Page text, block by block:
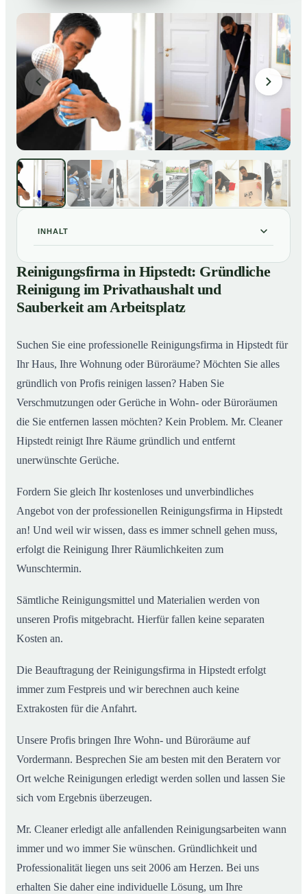
INHALT
01Reinigungsfirma in Hipstedt: Gründliche Reinigung im
Privathaushalt und Sauberkeit am Arbeitsplatz
02 So arbeitet eine Reinigungsfirma in Hipstedt
Reinigungsfirma in Hipstedt: Gründliche
Reinigung im Privathaushalt und
Sauberkeit am Arbeitsplatz
Suchen Sie eine professionelle Reinigungsfirma in Hipstedt für
Ihr Haus, Ihre Wohnung oder Büroräume? Möchten Sie alles
gründlich von Profis reinigen lassen? Haben Sie
Verschmutzungen oder Gerüche in Wohn- oder Büroräumen
die Sie entfernen lassen möchten? Kein Problem. Mr. Cleaner
Hipstedt reinigt Ihre Räume gründlich und entfernt
unerwünschte Gerüche.
Fordern Sie gleich Ihr kostenloses und unverbindliches
Angebot von der professionellen Reinigungsfirma in Hipstedt
an! Und weil wir wissen, dass es immer schnell gehen muss,
erfolgt die Reinigung Ihrer Räumlichkeiten zum
Wunschtermin.
Sämtliche Reinigungsmittel und Materialien werden von
unseren Profis mitgebracht. Hierfür fallen keine separaten
Kosten an.
Die Beauftragung der Reinigungsfirma in Hipstedt erfolgt
immer zum Festpreis und wir berechnen auch keine
Extrakosten für die Anfahrt.
Unsere Profis bringen Ihre Wohn- und Büroräume auf
Vordermann. Besprechen Sie am besten mit den Beratern vor
Ort welche Reinigungen erledigt werden sollen und lassen Sie
sich vom Ergebnis überzeugen.
Mr. Cleaner erledigt alle anfallenden Reinigungsarbeiten wann
immer und wo immer Sie wünschen. Gründlichkeit und
Professionalität liegen uns seit 2006 am Herzen. Bei uns
erhalten Sie daher eine individuelle Lösung, um Ihre